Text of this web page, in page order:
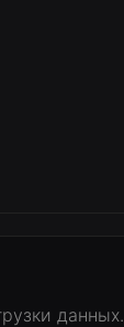
данных.